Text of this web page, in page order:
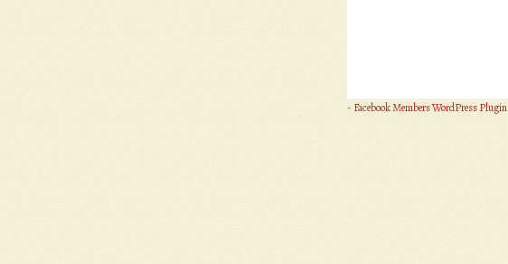
- Facebook Members WordPress Plugin